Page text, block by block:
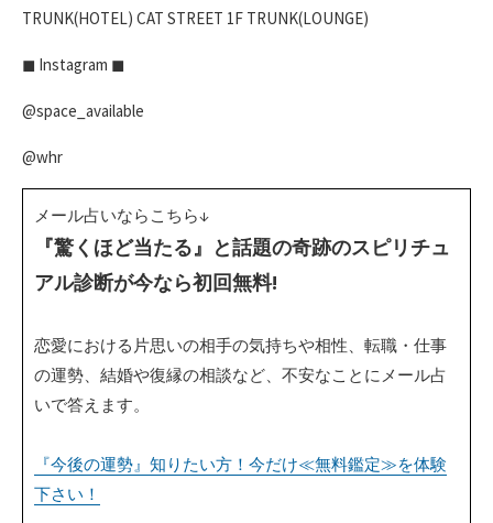
TRUNK(HOTEL) CAT STREET 1F TRUNK(LOUNGE)​
◼︎ Instagram ◼︎​
@space_available​
@whr​
メール占いならこちら↓
『驚くほど当たる』と話題の奇跡のスピリチュ
アル診断が今なら初回無料!
恋愛における片思いの相手の気持ちや相性、転職・仕事
の運勢、結婚や復縁の相談など、不安なことにメール占
いで答えます。
『今後の運勢』知りたい方！今だけ≪無料鑑定≫を体験
下さい！